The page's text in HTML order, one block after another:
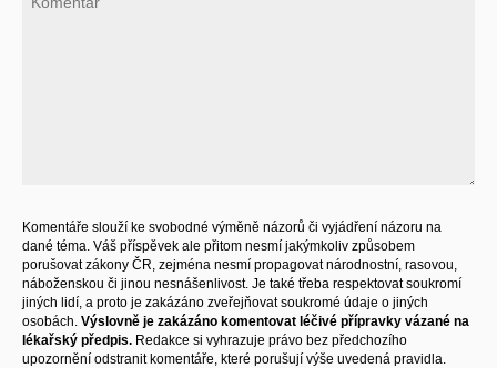
Komentáře slouží ke svobodné výměně názorů či vyjádření názoru na
dané téma. Váš příspěvek ale přitom nesmí jakýmkoliv způsobem
porušovat zákony ČR, zejména nesmí propagovat národnostní, rasovou,
náboženskou či jinou nesnášenlivost. Je také třeba respektovat soukromí
jiných lidí, a proto je zakázáno zveřejňovat soukromé údaje o jiných
osobách. Výslovně je zakázáno komentovat léčivé přípravky vázané na
lékařský předpis. Redakce si vyhrazuje právo bez předchozího
upozornění odstranit komentáře, které porušují výše uvedená pravidla.